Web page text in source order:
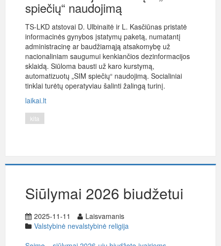
spiečių“ naudojimą
TS-LKD atstovai D. Ulbinaitė ir L. Kasčiūnas pristatė
informacinės gynybos įstatymų paketą, numatantį
administracinę ar baudžiamąją atsakomybę už
nacionaliniam saugumui kenkiančios dezinformacijos
sklaidą. Siūloma bausti už karo kurstymą,
automatizuotų „SIM spiečių“ naudojimą. Socialiniai
tinklai turėtų operatyviau šalinti žalingą turinį.
laikai.lt
kita
Siūlymai 2026 biudžetui
2025-11-11
Laisvamanis
Valstybinė nevalstybinė religija